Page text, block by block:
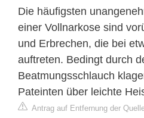
Die häufigsten
einer Vollnarkose sind
und Erbrechen, die bei
auftreten. Bedingt durch
Beatmungsschlauch
Pateinten über leichte
Antrag auf Entfernung der